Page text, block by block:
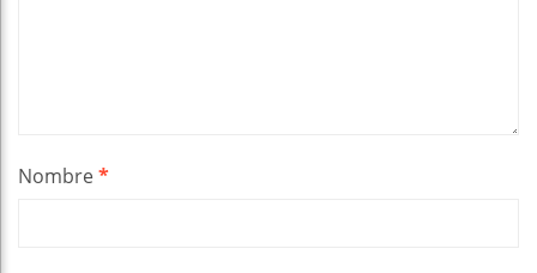
Nombre*